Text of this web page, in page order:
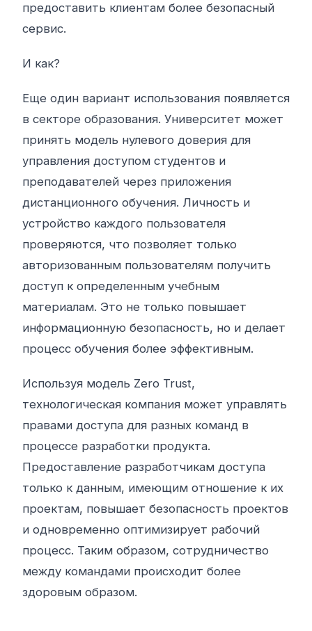
предоставить клиентам более безопасный
сервис.
И как?
Еще один вариант использования появляется
в секторе образования. Университет может
принять модель нулевого доверия для
управления доступом студентов и
преподавателей через приложения
дистанционного обучения. Личность и
устройство каждого пользователя
проверяются, что позволяет только
авторизованным пользователям получить
доступ к определенным учебным
материалам. Это не только повышает
информационную безопасность, но и делает
процесс обучения более эффективным.
Используя модель Zero Trust,
технологическая компания может управлять
правами доступа для разных команд в
процессе разработки продукта.
Предоставление разработчикам доступа
только к данным, имеющим отношение к их
проектам, повышает безопасность проектов
и одновременно оптимизирует рабочий
процесс. Таким образом, сотрудничество
между командами происходит более
здоровым образом.